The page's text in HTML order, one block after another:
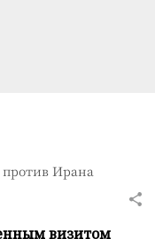
Ирана
визитом